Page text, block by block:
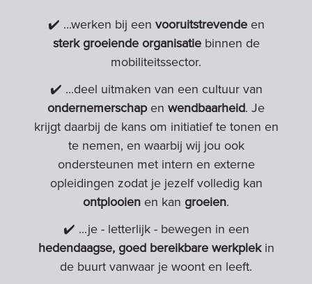
✔️ ...werken bij een vooruitstrevendeen
sterk groeiende organisatiebinnen de
mobiliteitssector.
✔️ ...deel uitmaken van een cultuur van
ondernemerschapen wendbaarheid. Je
krijgt daarbij de kans om initiatief te tonen en
te nemen, en waarbij wij jou ook
ondersteunen met intern en externe
opleidingen zodat je jezelf volledig kan
ontplooien en kan groeien.
✔️ ...je - letterlijk - bewegen in een
hedendaagse, goed bereikbare werkplekin
de buurt vanwaar je woont en leeft.